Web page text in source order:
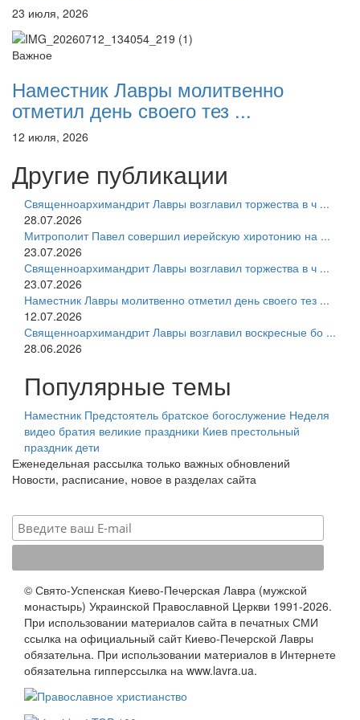
23 июля, 2026
Важное
Наместник Лавры молитвенно
отметил день своего тез ...
12 июля, 2026
Другие публикации
Священноархимандрит Лавры возглавил торжества в ч ...
28.07.2026
Митрополит Павел совершил иерейскую хиротонию на ...
23.07.2026
Священноархимандрит Лавры возглавил торжества в ч ...
23.07.2026
Наместник Лавры молитвенно отметил день своего тез ...
12.07.2026
Священноархимандрит Лавры возглавил воскресные бо ...
28.06.2026
Популярные темы
Наместник Предстоятель братское богослужение Неделя
видео братия великие праздники Киев престольный
праздник дети
Еженедельная рассылка только важных обновлений
Новости, расписание, новое в разделах сайта
© Свято-Успенская Киево-Печерская Лавра (мужской
монастырь) Украинской Православной Церкви 1991-2026.
При использовании материалов сайта в печатных СМИ
ссылка на официальный сайт Киево-Печерской Лавры
обязательна. При использовании материалов в Интернете
обязательна гипперссылка на www.lavra.ua.